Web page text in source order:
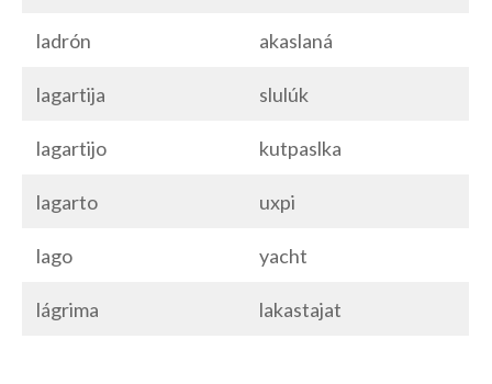
ladrón akaslaná
lagartija slulúk
lagartijo kutpaslka
lagarto uxpi
lago yacht
lágrima lakastajat